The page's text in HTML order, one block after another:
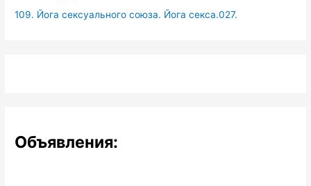
109. Йога сексуального союза. Йога секса.027.
Объявления: